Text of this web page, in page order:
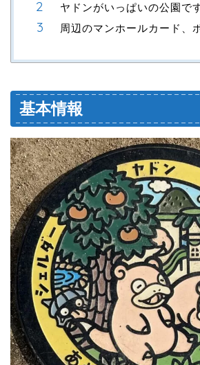
ヤドンがいっぱいの公園です
周辺のマンホールカード、
基本情報